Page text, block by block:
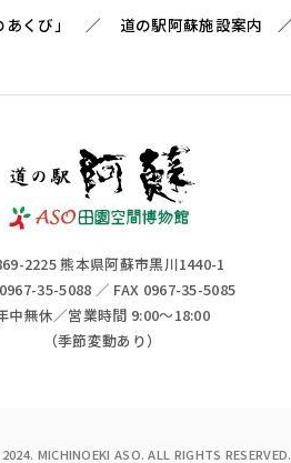
くび」 道の駅阿蘇施設案内
2225 熊本県阿蘇市黒川1440-1
35-5088 ／ FAX 0967-35-5085
中無休／営業時間 9:00～18:00
（季節変動あり）
MICHINOEKI ASO. ALL RIGHTS RESERVED.